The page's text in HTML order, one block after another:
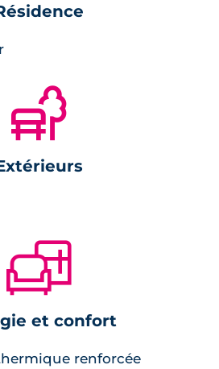
est parfaitement
L'accès à la résidence se
badge d'accès ou d'un
est aussi présent à
immobilier.
🌲
🛋
et confort
renforcée